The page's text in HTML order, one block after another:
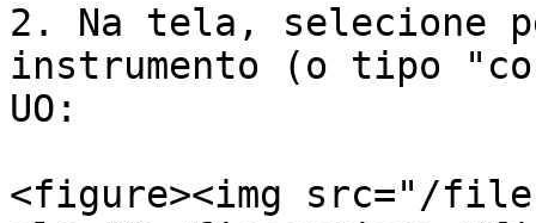
2. Na tela, selecione
instrumento (o tipo
UO:
<figure><img src="/